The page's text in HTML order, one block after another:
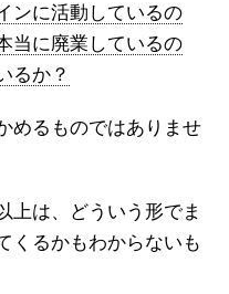
ンに活動しているの
当に廃業しているの
るか？
めるものではありませ
上は、どういう形でま
くるかもわからないも